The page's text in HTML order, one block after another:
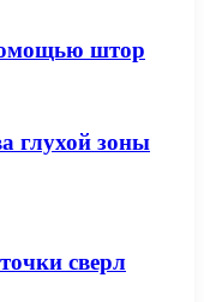
штор
глухой зоны
сверл